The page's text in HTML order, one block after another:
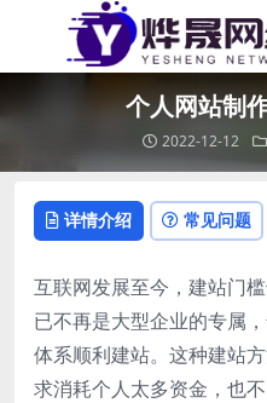
个人网站制
2022-12-12
详情介绍 常见问题
互联网发展至今，建站门
已不再是大型企业的专属
体系顺利建站。这种建站
求消耗个人太多资金，也